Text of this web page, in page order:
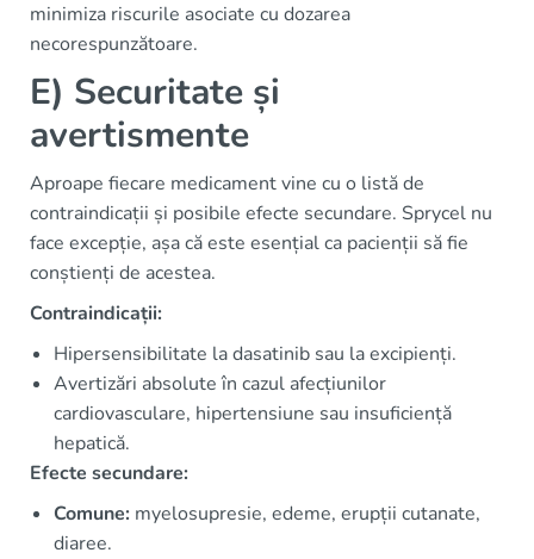
minimiza riscurile asociate cu dozarea
necorespunzătoare.
E) Securitate și
avertismente
Aproape fiecare medicament vine cu o listă de
contraindicații și posibile efecte secundare. Sprycel nu
face excepție, așa că este esențial ca pacienții să fie
conștienți de acestea.
Contraindicații:
Hipersensibilitate la dasatinib sau la excipienți.
Avertizări absolute în cazul afecțiunilor
cardiovasculare, hipertensiune sau insuficiență
hepatică.
Efecte secundare:
Comune: myelosupresie, edeme, erupții cutanate,
diaree.